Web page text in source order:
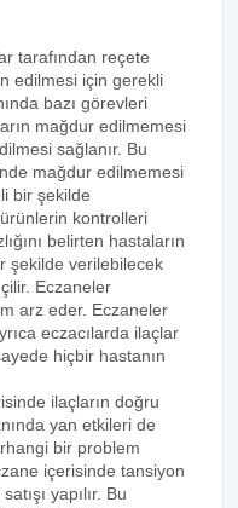
tarafından reçete
edilmesi için gerekli
bazı görevleri
mağdur edilmemesi
sağlanır. Bu
mağdur edilmemesi
bir şekilde
ürünlerin kontrolleri
belirten hastaların
şekilde verilebilecek
Eczaneler
arz eder. Eczaneler
eczacılarda ilaçlar
hiçbir hastanın
ilaçların doğru
yan etkileri de
bir problem
içerisinde tansiyon
yapılır. Bu